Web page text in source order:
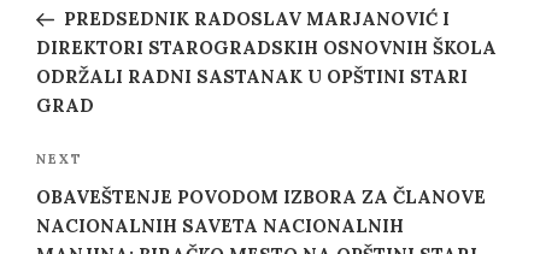
PostPREDSEDNIK RADOSLAV MARJANOVIĆ I
DIREKTORI STAROGRADSKIH OSNOVNIH ŠKOLA
ODRŽALI RADNI SASTANAK U OPŠTINI STARI
GRAD
Next
Post
NEXT
OBAVEŠTENJE POVODOM IZBORA ZA ČLANOVE
NACIONALNIH SAVETA NACIONALNIH